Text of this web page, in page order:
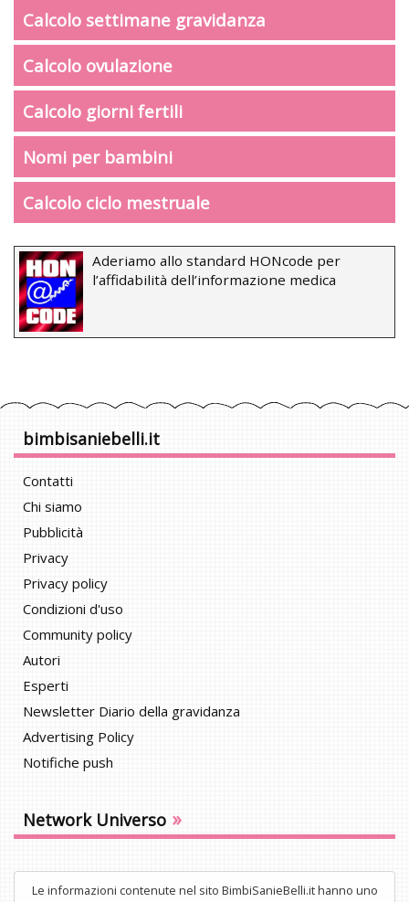
Calcolo settimane gravidanza
Calcolo ovulazione
Calcolo giorni fertili
Nomi per bambini
Calcolo ciclo mestruale
Aderiamo allo standard HONcode per
l’affidabilità dell’informazione medica
bimbisaniebelli.it
Contatti
Chi siamo
Pubblicità
Privacy
Privacy policy
Condizioni d'uso
Community policy
Autori
Esperti
Newsletter Diario della gravidanza
Advertising Policy
Notifiche push
Network Universo »
Le informazioni contenute nel sito BimbiSanieBelli.it hanno uno